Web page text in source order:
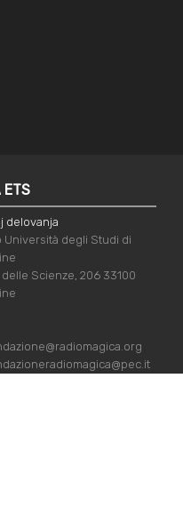
ETS
delovanja
Università degli Studi di
delle Scienze, 206 33100